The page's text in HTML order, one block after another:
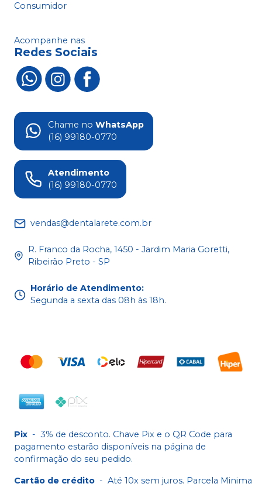
Consumidor
Acompanhe nas
Redes Sociais
Chame no WhatsApp
(16) 99180-0770
Atendimento
(16) 99180-0770
vendas@dentalarete.com.br
R. Franco da Rocha, 1450 - Jardim Maria Goretti,
Ribeirão Preto - SP
Horário de Atendimento:
Segunda a sexta das 08h às 18h.
Pix - 3% de desconto. Chave Pix e o QR Code para
pagamento estarão disponíveis na página de
confirmação do seu pedido.
Cartão de crédito - Até 10x sem juros. Parcela Minima